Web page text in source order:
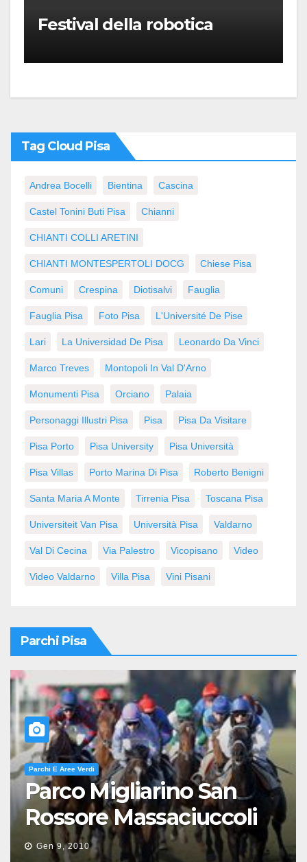
Festival della robotica
Tag Cloud Pisa
Andrea Bocelli Bientina Cascina
Castel Tonini Buti Pisa Chianni
CHIANTI COLLI ARETINI
CHIANTI MONTESPERTOLI DOCG Chiese Pisa
Comuni Crespina Diotisalvi Fauglia
Fauglia Pisa Foto Pisa L'Université De Pise
Lari La Universidad De Pisa Leonardo Da Vinci
Marco Treves Montopoli In Val D'Arno
Monumenti Pisa Orciano Palaia
Personaggi Illustri Pisa Pisa Pisa Da Visitare
Pisa Porto Pisa University Pisa Università
Pisa Villas Porto Marina Di Pisa Roberto Benigni
Santa Maria A Monte Tirrenia Pisa Toscana Pisa
Universiteit Van Pisa Università Pisa Valdarno
Val Di Cecina Via Palestro Vicopisano Video
Video Valdarno Villa Pisa Vini Pisani
Parchi Pisa
Parchi E Aree Verdi
Parco Migliarino San
Rossore Massaciuccoli
Gen 9, 2010